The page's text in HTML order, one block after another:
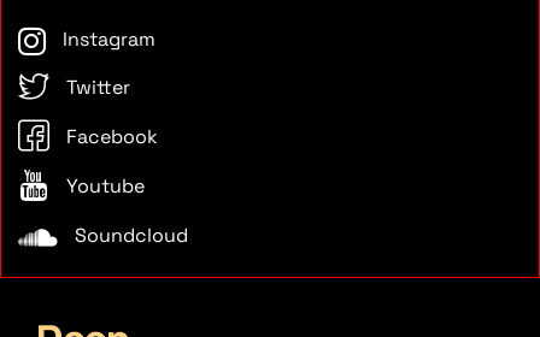
Instagram
Twitter
Facebook
Youtube
Soundcloud